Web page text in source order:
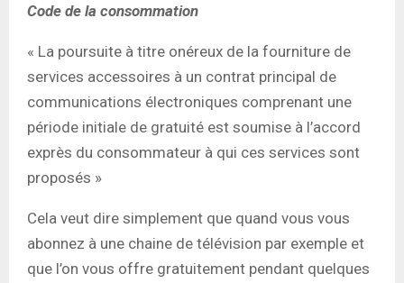
Code de la consommation
« La poursuite à titre onéreux de la fourniture de
services accessoires à un contrat principal de
communications électroniques comprenant une
période initiale de gratuité est soumise à l’accord
exprès du consommateur à qui ces services sont
proposés »
Cela veut dire simplement que quand vous vous
abonnez à une chaine de télévision par exemple et
que l’on vous offre gratuitement pendant quelques